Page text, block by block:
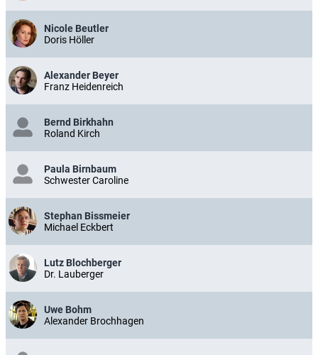
Nicole Beutler
Doris Höller
Alexander Beyer
Franz Heidenreich
Bernd Birkhahn
Roland Kirch
Paula Birnbaum
Schwester Caroline
Stephan Bissmeier
Michael Eckbert
Lutz Blochberger
Dr. Lauberger
Uwe Bohm
Alexander Brochhagen